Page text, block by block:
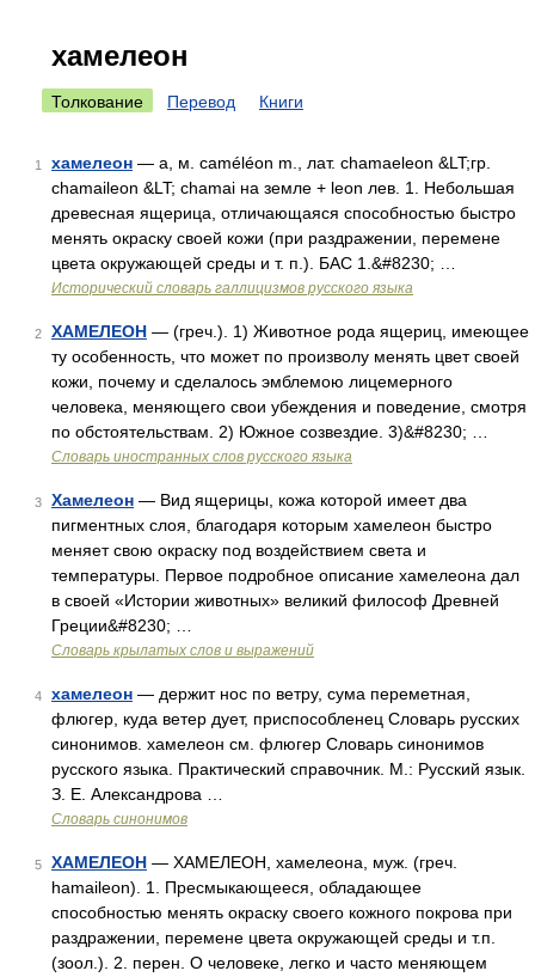
хамелеон
Толкование Перевод Книги
1 хамелеон — а, м. caméléon m., лат. chamaeleon &LT;гр.
chamaileon &LT; chamai на земле + leon лев. 1. Небольшая
древесная ящерица, отличающаяся способностью быстро
менять окраску своей кожи (при раздражении, перемене
цвета окружающей среды и т. п.). БАС 1.&#8230; …
Исторический словарь галлицизмов русского языка
2 ХАМЕЛЕОН — (греч.). 1) Животное рода ящериц, имеющее
ту особенность, что может по произволу менять цвет своей
кожи, почему и сделалось эмблемою лицемерного
человека, меняющего свои убеждения и поведение, смотря
по обстоятельствам. 2) Южное созвездие. 3)&#8230; …
Словарь иностранных слов русского языка
3 Хамелеон — Вид ящерицы, кожа которой имеет два
пигментных слоя, благодаря которым хамелеон быстро
меняет свою окраску под воздействием света и
температуры. Первое подробное описание хамелеона дал
в своей «Истории животных» великий философ Древней
Греции&#8230; …
Словарь крылатых слов и выражений
4 хамелеон — держит нос по ветру, сума переметная,
флюгер, куда ветер дует, приспособленец Словарь русских
синонимов. хамелеон см. флюгер Словарь синонимов
русского языка. Практический справочник. М.: Русский язык.
З. Е. Александрова …
Словарь синонимов
5 ХАМЕЛЕОН — ХАМЕЛЕОН, хамелеона, муж. (греч.
hamaileon). 1. Пресмыкающееся, обладающее
способностью менять окраску своего кожного покрова при
раздражении, перемене цвета окружающей среды и т.п.
(зоол.). 2. перен. О человеке, легко и часто меняющем